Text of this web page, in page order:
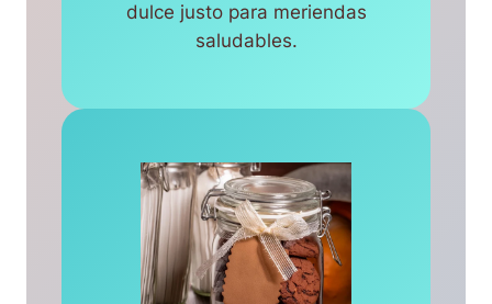
dulce justo para meriendas
saludables.